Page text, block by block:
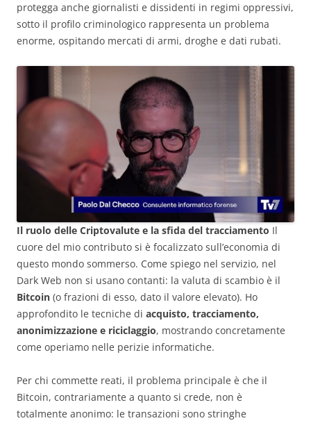
protegga anche giornalisti e dissidenti in regimi oppressivi,
sotto il profilo criminologico rappresenta un problema
enorme, ospitando mercati di armi, droghe e dati rubati.
Il ruolo delle Criptovalute e la sfida del tracciamento Il
cuore del mio contributo si è focalizzato sull’economia di
questo mondo sommerso. Come spiego nel servizio, nel
Dark Web non si usano contanti: la valuta di scambio è il
Bitcoin (o frazioni di esso, dato il valore elevato). Ho
approfondito le tecniche di acquisto, tracciamento,
anonimizzazione e riciclaggio, mostrando concretamente
come operiamo nelle perizie informatiche.
Per chi commette reati, il problema principale è che il
Bitcoin, contrariamente a quanto si crede, non è
totalmente anonimo: le transazioni sono stringhe